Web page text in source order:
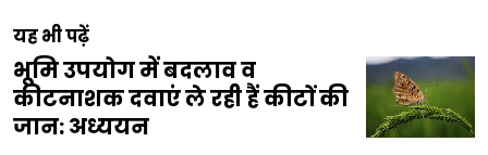
यह भी पढ़ें
भूमि उपयोग में बदलाव व
कीटनाशक दवाएं ले रही हैं कीटों की
जान: अध्ययन